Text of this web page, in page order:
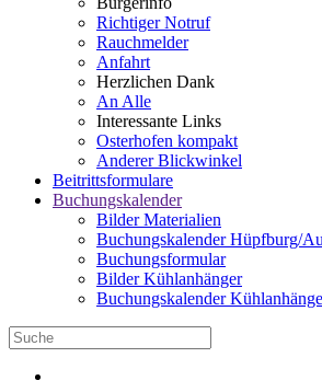
Richtiger Notruf
Rauchmelder
Anfahrt
Herzlichen Dank
An Alle
Interessante Links
Osterhofen kompakt
Anderer Blickwinkel
Beitrittsformulare
Buchungskalender
Bilder Materialien
Buchungskalender Hüpfburg/
Buchungsformular
Bilder Kühlanhänger
Buchungskalender